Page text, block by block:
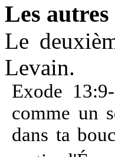
Les autres
Le
Levain.
Exode
comme un
dans ta